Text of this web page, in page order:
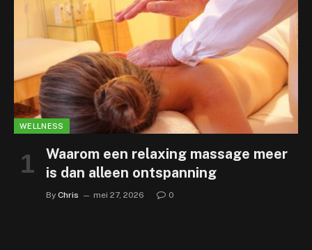
WELLNESS
Waarom een relaxing massage meer
is dan alleen ontspanning
By Chris mei 27, 2026 0